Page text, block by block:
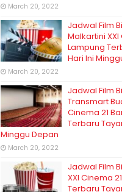
March 20, 2022
Jadwal Film
Malkartini XXI
Lampung
Hari Ini
March 20, 2022
Jadwal Film
Transmart
Cinema 21
Terbaru
Minggu Depan
March 20, 2022
Jadwal Film
XXI Cinema
Terbaru